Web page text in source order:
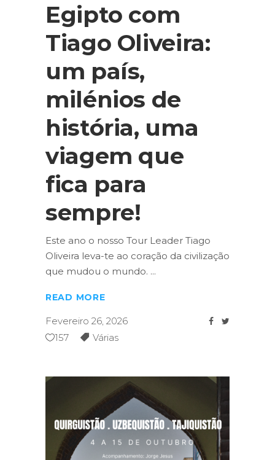
Egipto com
Tiago Oliveira:
um país,
milénios de
história, uma
viagem que
fica para
sempre!
Este ano o nosso Tour Leader Tiago
Oliveira leva-te ao coração da civilização
que mudou o mundo.
READ MORE
Fevereiro 26, 2026
157
Várias